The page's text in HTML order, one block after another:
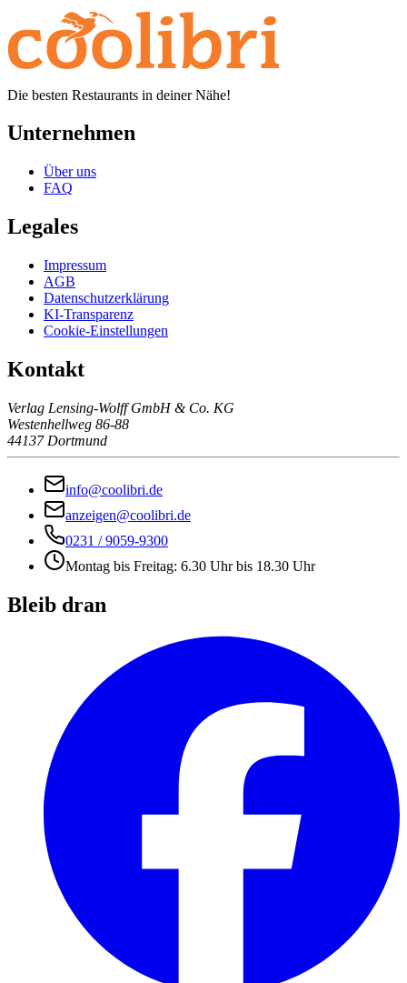
Die besten Restaurants in deiner Nähe!
Unternehmen
Über uns
FAQ
Legales
Impressum
AGB
Datenschutzerklärung
KI-Transparenz
Cookie-Einstellungen
Kontakt
Verlag Lensing-Wolff GmbH & Co. KG
Westenhellweg 86-88
44137 Dortmund
info@coolibri.de
anzeigen@coolibri.de
0231 / 9059-9300
Montag bis Freitag: 6.30 Uhr bis 18.30 Uhr
Bleib dran